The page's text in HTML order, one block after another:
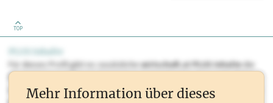
TOP
Für dieses Profil gibt es zusätzlichewirtschaft.at PLUS Inhaltedie
Sie momentan nicht einsehen können. Schalten Sie dieses Profil frei
oder loggen Sie sich ein um diese Inhalte zu sehen. wirtschaft.at PLUS
Mehr Information über dieses